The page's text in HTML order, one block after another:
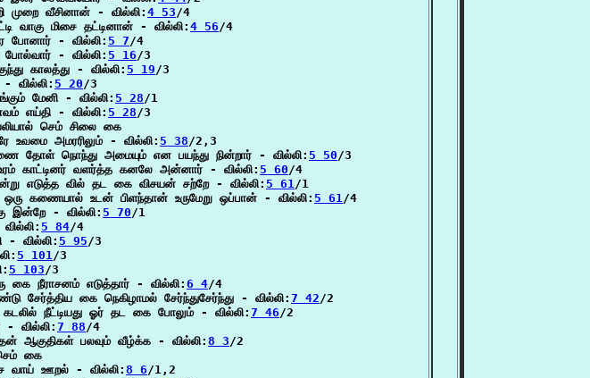
முறை வீசினான் - வில்லி:4 53/4
மிசை தட்டினான் - வில்லி: 4 56/4
போனார் - வில்லி: 5 7/4
- வில்லி: 5 16/3
காலத்து - வில்லி: 5 19/3
- வில்லி: 5 20/3
மேனி - வில்லி: 5 28/1
எய்தி - வில்லி: 5 28/3
செம் சிலை கை
அமரரிலும் - வில்லி:
5 38/2,3
தோள் நொந்து அமையும் என பயந்து நின்றார் - வில்லி: 5 50/3
காட்டினர் வளர்த்த கனலே அன்னார் - வில்லி: 5 60/4
எடுத்த வில் தட கை விசயன் சற்றே - வில்லி: 5 61/1
கணையால் உடன் பிளந்தான் உருமேறு ஒப்பான் - வில்லி: 5 61/4
இன்றே - வில்லி: 5 70/1
5 84/4
- வில்லி: 5 95/3
5 101/3
5 103/3
நீராசனம் எடுத்தார் - வில்லி: 6 4/4
சேர்த்திய கை நெகிழாமல் சேர்ந்துசேர்ந்து - வில்லி: 7 42/2
நீட்டியது ஓர் தட கை போலும் - வில்லி: 7 46/2
- வில்லி: 7 88/4
ஆகுதிகள் பலவும் வீழ்க்க - வில்லி: 8 3/2
கை
வாய் ஊறல் - வில்லி:
8 6/1,2